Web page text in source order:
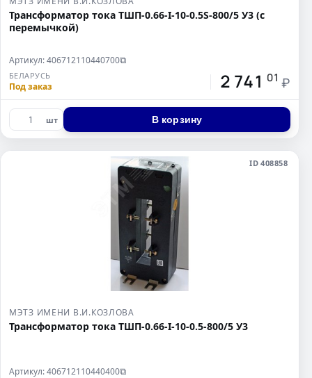
Трансформатор тока ТШП-0.66-I-10-0.5S-800/5 У3 (с
перемычкой)
Артикул: 406712110440700⧉
БЕЛАРУСЬ
Под заказ 2 741 01 ₽
шт В корзину
ID 408858
МЭТЗ ИМЕНИ В.И.КОЗЛОВА
Трансформатор тока ТШП-0.66-I-10-0.5-800/5 У3
Артикул: 406712110440400⧉